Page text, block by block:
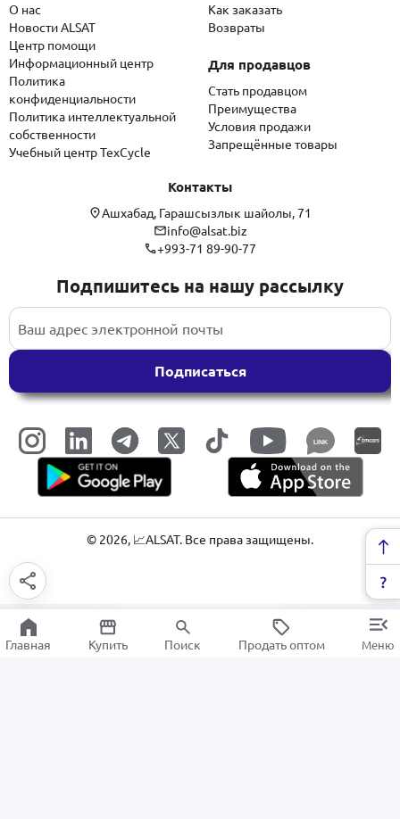
О нас
Новости ALSAT
Центр помощи
Информационный центр
Политика
конфиденциальности
Политика интеллектуальной
собственности
Учебный центр TexCycle
Как заказать
Возвраты
Для продавцов
Стать продавцом
Преимущества
Условия продажи
Запрещённые товары
Контакты
Ашхабад, Гарашсызлык шайолы, 71
info@alsat.biz
+993-71 89-90-77
Подпишитесь на нашу рассылку
Подписаться
LINK
© 2026, 📈ALSAT. Все права защищены.
Главная Купить Поиск Продать оптом Меню